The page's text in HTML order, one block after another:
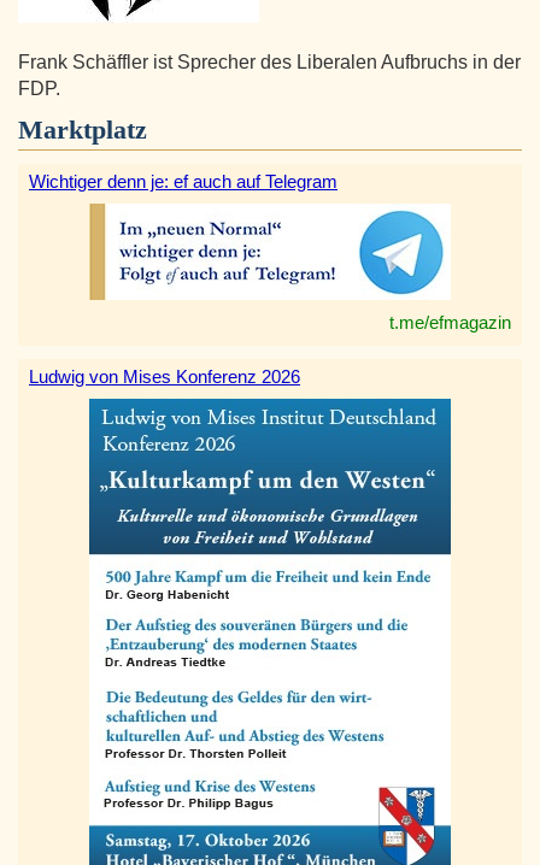
Frank Schäffler ist Sprecher des Liberalen Aufbruchs in der
FDP.
Marktplatz
Wichtiger denn je: ef auch auf Telegram
t.me/efmagazin
Ludwig von Mises Konferenz 2026